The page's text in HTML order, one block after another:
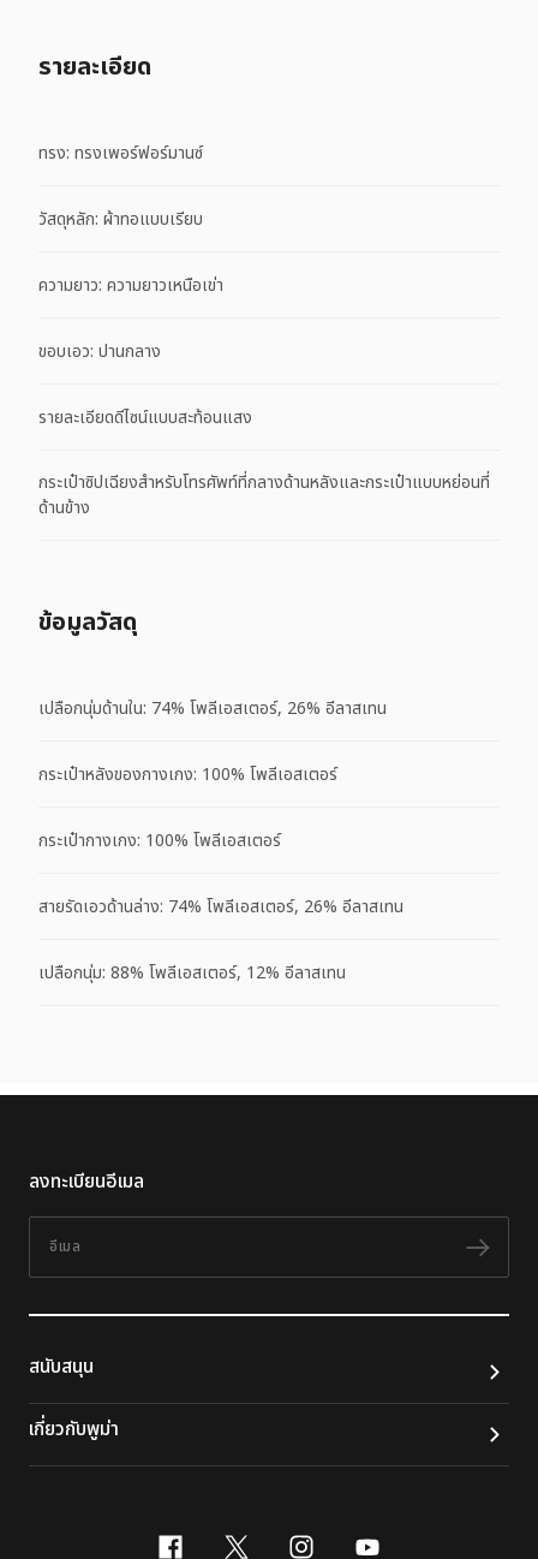
รายละเอียด
ทรง: ทรงเพอร์ฟอร์มานซ์
วัสดุหลัก: ผ้าทอแบบเรียบ
ความยาว: ความยาวเหนือเข่า
ขอบเอว: ปานกลาง
รายละเอียดดีไซน์แบบสะท้อนแสง
กระเป๋าซิปเฉียงสำหรับโทรศัพท์ที่กลางด้านหลังและกระเป๋าแบบหย่อนที่
ด้านข้าง
ข้อมูลวัสดุ
เปลือกนุ่มด้านใน: 74% โพลีเอสเตอร์, 26% อีลาสเทน
กระเป๋าหลังของกางเกง: 100% โพลีเอสเตอร์
กระเป๋ากางเกง: 100% โพลีเอสเตอร์
สายรัดเอวด้านล่าง: 74% โพลีเอสเตอร์, 26% อีลาสเทน
เปลือกนุ่ม: 88% โพลีเอสเตอร์, 12% อีลาสเทน
ลงทะเบียนอีเมล
ติดต
สนับสนุน
เกี่ยวกับพูม่า